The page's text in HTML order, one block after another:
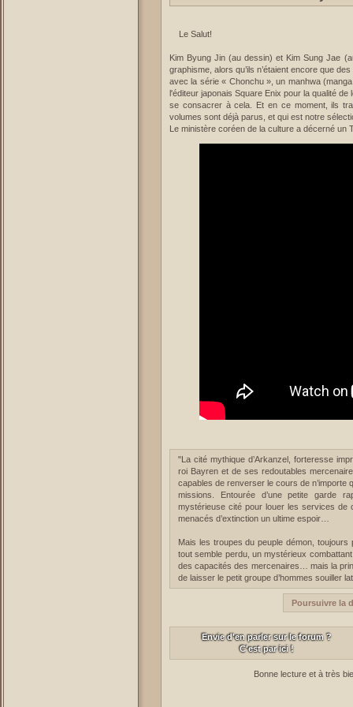
Le Salut!
Kim Byung Jin (au dessin) et Kim Sung Jae
graphisme, alors qu’ils n’étaient encore que
avec la série « Chonchu », un manhwa
l'éditeur japonais Square Enix pour la qualité
se consacrer à cela. Et en ce moment, ils
volumes sont déjà parus, et qui est notre
Le ministère coréen de la culture a décerné un
"La cité mythique d’Arkanzel, forteresse
roi Bayren et de ses redoutables
capables de renverser le cours de n’importe
missions. Entourée d’une petite garde
mystérieuse cité pour louer les services
menacés d’extinction un ultime espoir…
Mais les troupes du peuple démon,
tout semble perdu, un mystérieux
des capacités des mercenaires… mais la
de laisser le petit groupe d’hommes souiller
Poursuivre la
Envie d'en parler sur le forum ?
C'est par ici !
Bonne lecture et à très